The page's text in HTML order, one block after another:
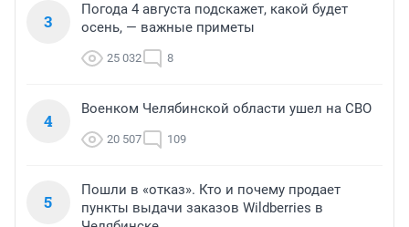
3
Погода 4 августа подскажет, какой будет
осень, — важные приметы
25 032 8
4
Военком Челябинской области ушел на СВО
20 507 109
5
Пошли в «отказ». Кто и почему продает
пункты выдачи заказов Wildberries в